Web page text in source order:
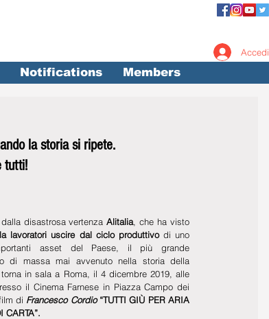
Notifications Members
Accedi
la storia si ripete.
tutti!
disastrosa vertenza Alitalia
lavoratori uscire dal ciclo produttivo di uno
asset del Paese, il più grande
di massa mai avvenuto nella storia della
in sala a Roma, il 4 dicembre 2019, alle
il Cinema Farnese in Piazza Campo dei
di Francesco Cordio “TUTTI GIÙ PER ARIA
CARTA”.